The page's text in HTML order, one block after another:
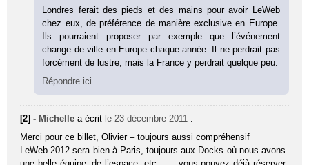
Londres ferait des pieds et des mains pour avoir LeWeb
chez eux, de préférence de manière exclusive en Europe.
Ils pourraient proposer par exemple que l’événement
change de ville en Europe chaque année. Il ne perdrait pas
forcément de lustre, mais la France y perdrait quelque peu.
Répondre ici
[2] - Michelle a écrit le 23 décembre 2011 :
Merci pour ce billet, Olivier – toujours aussi compréhensif
LeWeb 2012 sera bien à Paris, toujours aux Docks où nous avons